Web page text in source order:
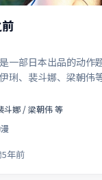
一部日本出品的动作
琍、裴斗娜、梁朝伟
院线首映。影片围绕
展开叙事，镜头语言
，人物弧光完整；配
体验，亦留有可供解
叙事与人物关系的观
斗娜 / 梁朝伟 等
5年前